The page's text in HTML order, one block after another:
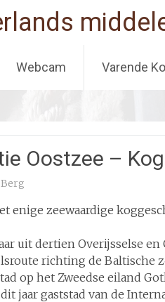
Webcam Varende
Oostzee –
enige zeewaardige
uit dertien Overijsselse en
richting de Baltische
op het Zweedse eiland
jaar gaststad van de